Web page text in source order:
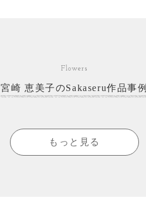
Flowers
宮崎 恵美子のSakaseru作品事例
もっと見る